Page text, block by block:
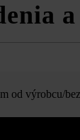
nedajú
od výrobcu/